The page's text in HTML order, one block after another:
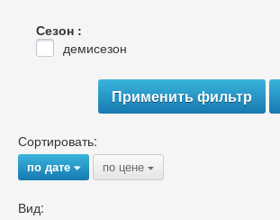
Сезон :
демисезон
Сортировать:
по дате{ по цене {
Вид: